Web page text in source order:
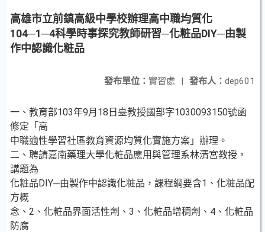
高雄市立前鎮高級中學校辦理高中職均質化
104─1─4科學時事探究教師研習─化粧品DIY─由製
作中認識化粧品
發布人： dep601
發布單位： 實習處 |
一、教育部103年9月18日臺教授國部字1030093150號函
修定「高
中職適性學習社區教育資源均質化實施方案」辦理。
二、聘請嘉南藥理大學化粧品應用與管理系林清宮教授，
講題為
化粧品DIY─由製作中認識化粧品，課程綱要含1、化粧品配
方概
念、2、化粧品界面活性劑、3、化粧品增稠劑、4、化粧品
防腐